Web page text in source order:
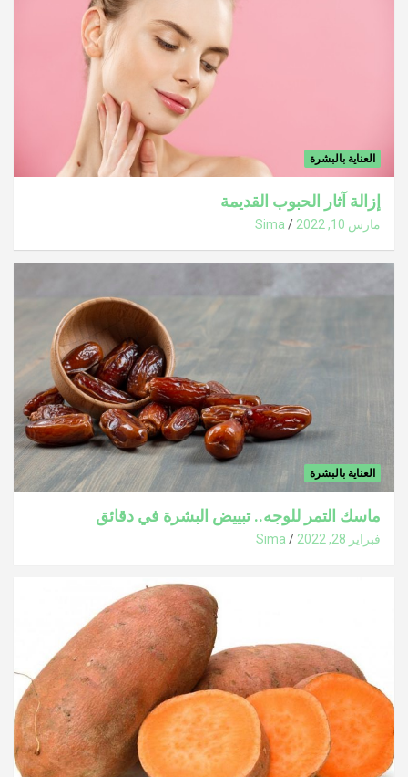
العناية بالبشرة
إزالة آثار الحبوب القديمة
مارس 10, 2022 Sima
العناية بالبشرة
ماسك التمر للوجه.. تبييض البشرة في دقائق
فبراير 28, 2022 Sima